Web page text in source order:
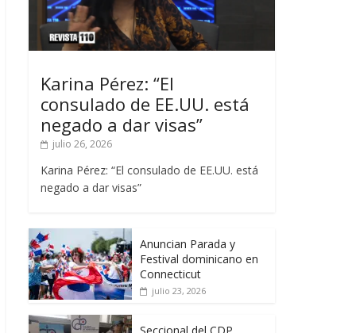
Karina Pérez: “El
consulado de EE.UU. está
negado a dar visas”
julio 26, 2026
Karina Pérez: “El consulado de EE.UU. está
negado a dar visas”
Anuncian Parada y
Festival dominicano en
Connecticut
julio 23, 2026